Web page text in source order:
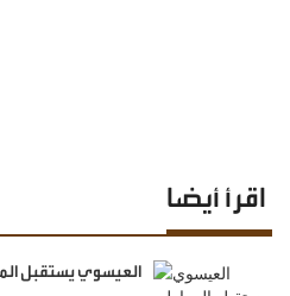
اقرأ أيضا
العيسوي يستقبل